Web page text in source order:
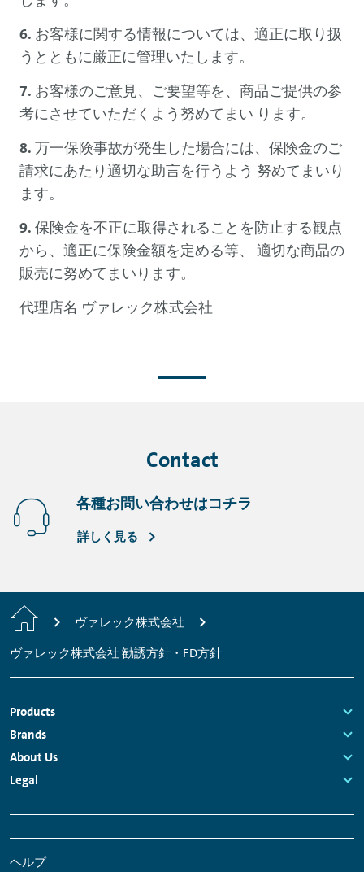
お客様に関する情報については、適正に取り扱
うとともに厳正に管理いたします。
お客様のご意見、ご要望等を、商品ご提供の参
考にさせていただくよう努めてまい ります。
万一保険事故が発生した場合には、保険金のご
請求にあたり適切な助言を行うよう 努めてまいり
ます。
保険金を不正に取得されることを防止する観点
から、適正に保険金額を定める等、 適切な商品の
販売に努めてまいります。
代理店名 ヴァレック株式会社
Contact
各種お問い合わせはコチラ
詳しく見る
Home
ヴァレック株式会社
ヴァレック株式会社 勧誘方針・FD方針
Footer
Navigation
Products
Links:
Brands
Links:
About Us
Links:
Legal
Navigation
ヘルプ
Media